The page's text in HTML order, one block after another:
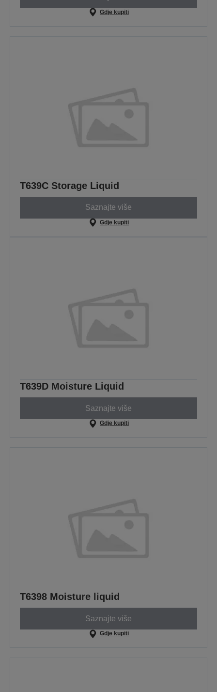
Gdje kupiti
T639C Storage Liquid
Saznajte više
Gdje kupiti
T639D Moisture Liquid
Saznajte više
Gdje kupiti
T6398 Moisture liquid
Saznajte više
Gdje kupiti